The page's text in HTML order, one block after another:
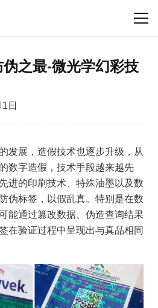
之最-微光学幻彩技
日
发展，造假技术也逐步升级，从
数字造假，技术手段越来越先
进的印刷技术、特殊油墨以及数
伪标签，以假乱真。特别是在数
能通过篡改数据、伪造查询结果
在验证过程中呈现出与真品相同